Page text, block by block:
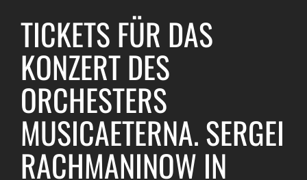
TICKETS FÜR DAS
KONZERT DES
ORCHESTERS
MUSICAETERNA. SERGEI
RACHMANINOW IN